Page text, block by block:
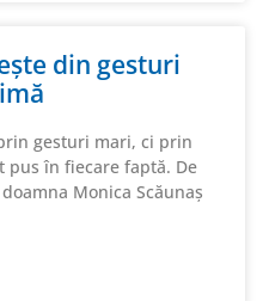
din gesturi
gesturi mari, ci prin
pus în fiecare faptă. De
Monica Scăunaș